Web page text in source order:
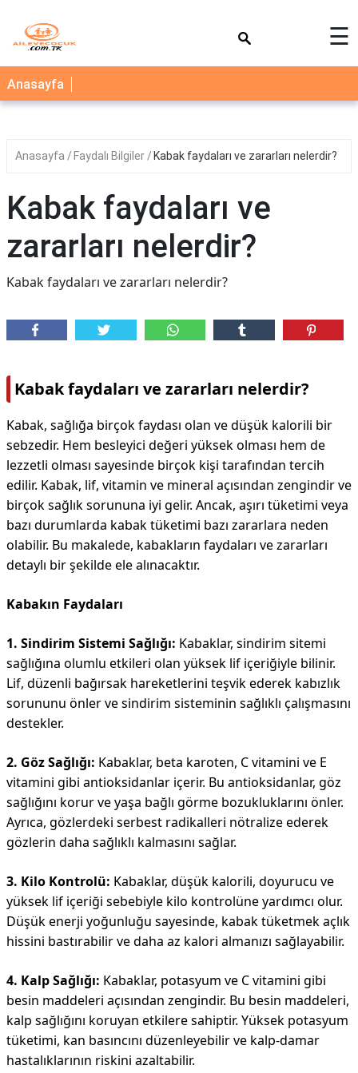
AİLE
ÇOCUK
SAĞLIK
NEDİR
BLOG
FAYDALI
TARİFLERİ
☰
Anasayfa
Anasayfa Faydalı Bilgiler Kabak faydaları ve zararları nelerdir?
Kabak faydaları ve
zararları nelerdir?
Kabak faydaları ve zararları nelerdir?
Kabak faydaları ve zararları nelerdir?
Kabak, sağlığa birçok faydası olan ve düşük kalorili bir
sebzedir. Hem besleyici değeri yüksek olması hem de
lezzetli olması sayesinde birçok kişi tarafından tercih
edilir. Kabak, lif, vitamin ve mineral açısından zengindir ve
birçok sağlık sorununa iyi gelir. Ancak, aşırı tüketimi veya
bazı durumlarda kabak tüketimi bazı zararlara neden
olabilir. Bu makalede, kabakların faydaları ve zararları
detaylı bir şekilde ele alınacaktır.
Kabakın Faydaları
1. Sindirim Sistemi Sağlığı: Kabaklar, sindirim sitemi
sağlığına olumlu etkileri olan yüksek lif içeriğiyle bilinir.
Lif, düzenli bağırsak hareketlerini teşvik ederek kabızlık
sorununu önler ve sindirim sisteminin sağlıklı çalışmasını
destekler.
2. Göz Sağlığı: Kabaklar, beta karoten, C vitamini ve E
vitamini gibi antioksidanlar içerir. Bu antioksidanlar, göz
sağlığını korur ve yaşa bağlı görme bozukluklarını önler.
Ayrıca, gözlerdeki serbest radikalleri nötralize ederek
gözlerin daha sağlıklı kalmasını sağlar.
3. Kilo Kontrolü: Kabaklar, düşük kalorili, doyurucu ve
yüksek lif içeriği sebebiyle kilo kontrolüne yardımcı olur.
Düşük enerji yoğunluğu sayesinde, kabak tüketmek açlık
hissini bastırabilir ve daha az kalori almanızı sağlayabilir.
4. Kalp Sağlığı: Kabaklar, potasyum ve C vitamini gibi
besin maddeleri açısından zengindir. Bu besin maddeleri,
kalp sağlığını koruyan etkilere sahiptir. Yüksek potasyum
tüketimi, kan basıncını düzenleyebilir ve kalp-damar
hastalıklarının riskini azaltabilir.